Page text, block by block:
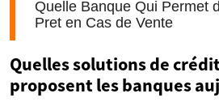
Quelles solutions de
proposent les banques